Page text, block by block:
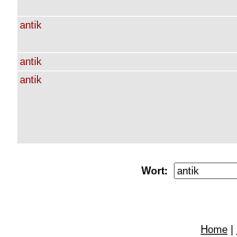
antik
antik
antik
Wort:
Home